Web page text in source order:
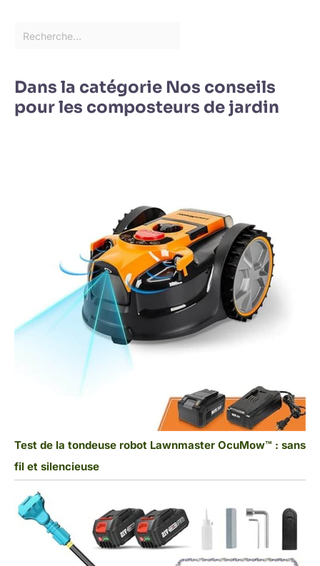
Dans la catégorie Nos conseils
pour les composteurs de jardin
Test de la tondeuse robot Lawnmaster OcuMow™ : sans
fil et silencieuse